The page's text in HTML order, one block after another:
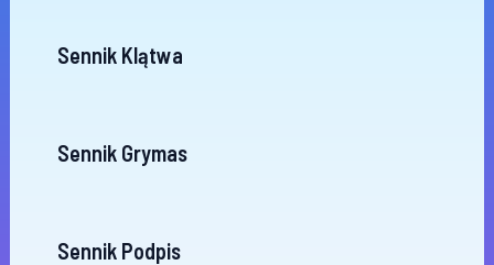
Sennik Klątwa
Sennik Grymas
Sennik Podpis